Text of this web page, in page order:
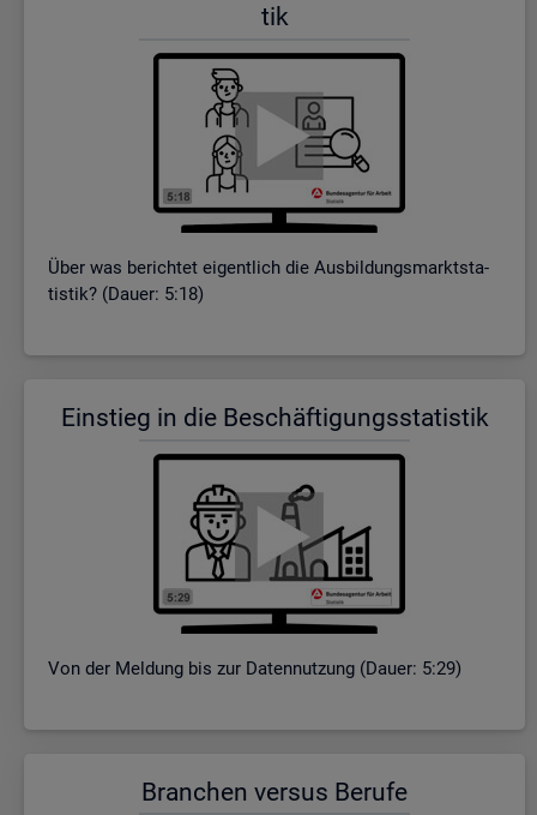
tik
Über was be­rich­tet ei­gent­lich die Aus­bil­dungs­markt­sta­
tis­tik? (Dauer: 5:18)
Ein­stieg in die Be­schäf­ti­gungs­sta­tis­tik
Von der Mel­dung bis zur Da­ten­nut­zung (Dauer: 5:29)
Bran­chen ver­sus Be­ru­fe